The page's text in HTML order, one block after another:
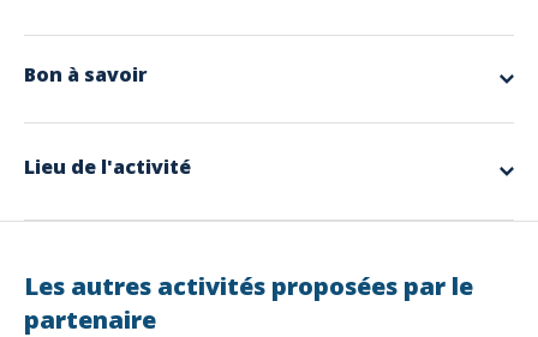
Bon à savoir
Lieu de l'activité
Les autres activités proposées par le
partenaire